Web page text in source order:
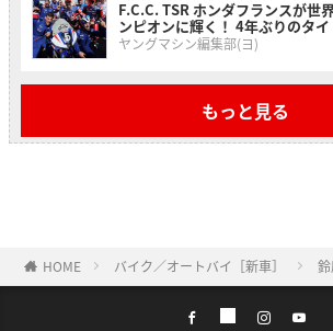
F.C.C. TSR ホンダフランスが世
ンピオンに輝く！ 4年ぶりのタ
ヤングマシン編集部(ヨ)
もっと見る
HOME バイク／オートバイ［新車］